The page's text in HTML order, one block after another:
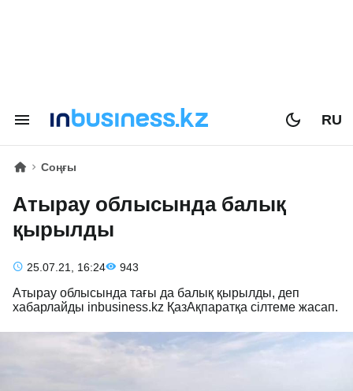
RU
Соңғы
Атырау облысында балық
қырылды
25.07.21, 16:24 943
Атырау облысында тағы да балық қырылды, деп
хабарлайды inbusiness.kz ҚазАқпаратқа сілтеме жасап.